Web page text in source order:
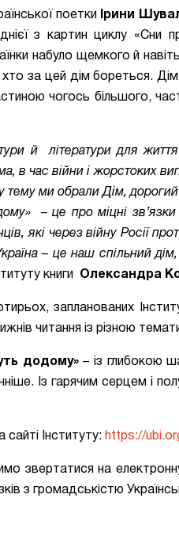
поетки Ірини
з картин циклу «Сни
набуло щемкого й
за цей дім бореться. Дім
чогось більшого,
й літератури для
в час війни і жорстоких
тему ми обрали Дім,
– це про міцні
які через війну Росії
– це наш спільний
книги Олександра
запланованих
читання із різною
додому»– із глибокою
Із гарячим серцем і
Інституту: https://
звертатися на
з громадськістю